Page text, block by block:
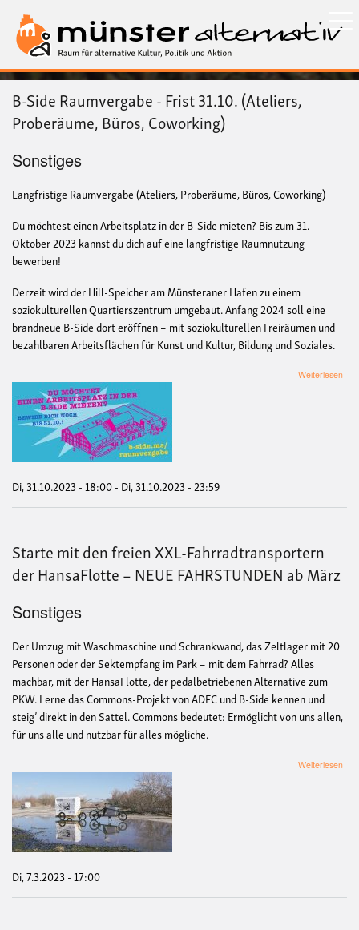
zum
Inhalt
B-Side Raumvergabe - Frist 31.10. (Ateliers,
Proberäume, Büros, Coworking)
Sonstiges
Langfristige Raumvergabe (Ateliers, Proberäume, Büros, Coworking)
Du möchtest einen Arbeitsplatz in der B-Side mieten? Bis zum 31.
Oktober 2023 kannst du dich auf eine langfristige Raumnutzung
bewerben!
Derzeit wird der Hill-Speicher am Münsteraner Hafen zu einem
soziokulturellen Quartierszentrum umgebaut. Anfang 2024 soll eine
brandneue B-Side dort eröffnen – mit soziokulturellen Freiräumen und
bezahlbaren Arbeitsflächen für Kunst und Kultur, Bildung und Soziales.
Weiterlesen
Di, 31.10.2023 - 18:00- Di, 31.10.2023 - 23:59
Starte mit den freien XXL-Fahrradtransportern
der HansaFlotte – NEUE FAHRSTUNDEN ab März
Sonstiges
Der Umzug mit Waschmaschine und Schrankwand, das Zeltlager mit 20
Personen oder der Sektempfang im Park – mit dem Fahrrad? Alles
machbar, mit der HansaFlotte, der pedalbetriebenen Alternative zum
PKW. Lerne das Commons-Projekt von ADFC und B-Side kennen und
steig’ direkt in den Sattel. Commons bedeutet: Ermöglicht von uns allen,
für uns alle und nutzbar für alles mögliche.
Weiterlesen
Di, 7.3.2023 - 17:00